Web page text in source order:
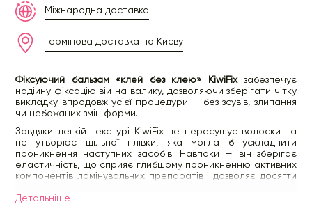
Міжнародна доставка
Термінова доставка по Києву
Фіксуючий бальзам «клей без клею» KiwiFixзабезпечує
надійну фіксацію вій на валику, дозволяючи зберігати чітку
викладку впродовж усієї процедури — без зсувів, злипання
чи небажаних змін форми.
Завдяки легкій текстурі KiwiFix не пересушує волоски та
не утворює щільної плівки, яка могла б ускладнити
проникнення наступних засобів. Навпаки — він зберігає
еластичність, що сприяє глибшому проникненню активних
компонентів ламінувальних препаратів і дозволяє досягти
Переваги ELAN KiwiFix:
Детальнiше